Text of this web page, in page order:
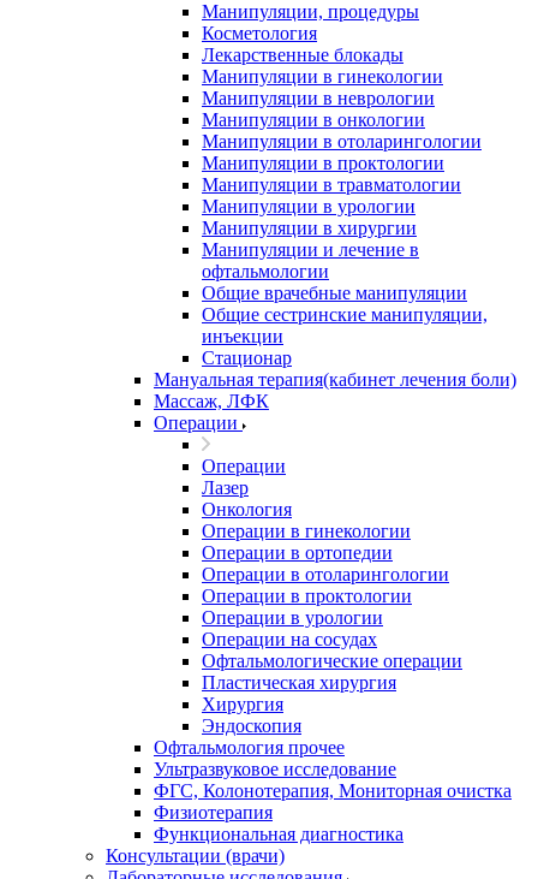
Манипуляции, процедуры
Косметология
Лекарственные блокады
Манипуляции в гинекологии
Манипуляции в неврологии
Манипуляции в онкологии
Манипуляции в отоларингологии
Манипуляции в проктологии
Манипуляции в травматологии
Манипуляции в урологии
Манипуляции в хирургии
Манипуляции и лечение в
офтальмологии
Общие врачебные манипуляции
Общие сестринские манипуляции,
инъекции
Стационар
Мануальная терапия(кабинет лечения боли)
Массаж, ЛФК
Операции
Операции
Лазер
Онкология
Операции в гинекологии
Операции в ортопедии
Операции в отоларингологии
Операции в проктологии
Операции в урологии
Операции на сосудах
Офтальмологические операции
Пластическая хирургия
Хирургия
Эндоскопия
Офтальмология прочее
Ультразвуковое исследование
ФГС, Колонотерапия, Мониторная очистка
Физиотерапия
Функциональная диагностика
Консультации (врачи)